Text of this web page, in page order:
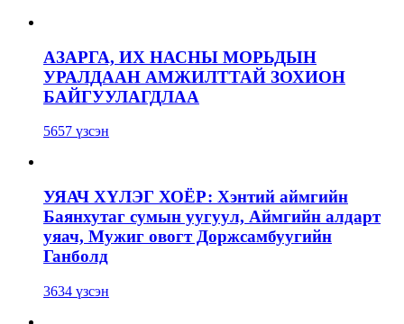
АЗАРГА, ИХ НАСНЫ МОРЬДЫН
УРАЛДААН АМЖИЛТТАЙ ЗОХИОН
БАЙГУУЛАГДЛАА
5657 үзсэн
УЯАЧ ХҮЛЭГ ХОЁР: Хэнтий аймгийн
Баянхутаг сумын уугуул, Аймгийн алдарт
уяач, Мужиг овогт Доржсамбуугийн
Ганболд
3634 үзсэн